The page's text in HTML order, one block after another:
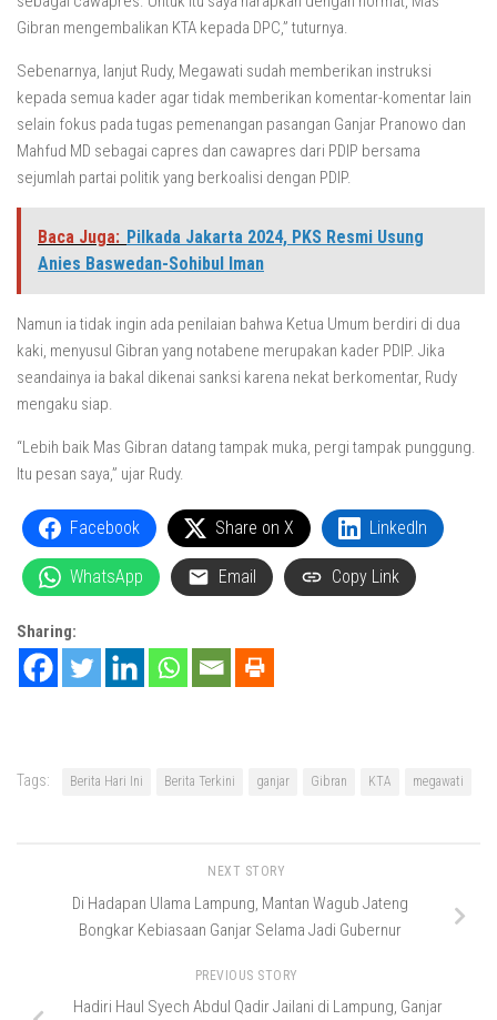
Gibran mengembalikan KTA kepada DPC,” tuturnya.
Sebenarnya, lanjut Rudy, Megawati sudah memberikan instruksi
kepada semua kader agar tidak memberikan komentar-komentar lain
selain fokus pada tugas pemenangan pasangan Ganjar Pranowo dan
Mahfud MD sebagai capres dan cawapres dari PDIP bersama
sejumlah partai politik yang berkoalisi dengan PDIP.
Baca Juga: Pilkada Jakarta 2024, PKS Resmi Usung
Anies Baswedan-Sohibul Iman
Namun ia tidak ingin ada penilaian bahwa Ketua Umum berdiri di dua
kaki, menyusul Gibran yang notabene merupakan kader PDIP. Jika
seandainya ia bakal dikenai sanksi karena nekat berkomentar, Rudy
mengaku siap.
“Lebih baik Mas Gibran datang tampak muka, pergi tampak punggung.
Itu pesan saya,” ujar Rudy.
Facebook Share on X LinkedIn
WhatsApp Email Copy Link
Sharing:
Tags: Berita Hari Ini Berita Terkini ganjar Gibran KTA megawati
NEXT STORY
Di Hadapan Ulama Lampung, Mantan Wagub Jateng
Bongkar Kebiasaan Ganjar Selama Jadi Gubernur
PREVIOUS STORY
Hadiri Haul Syech Abdul Qadir Jailani di Lampung, Ganjar